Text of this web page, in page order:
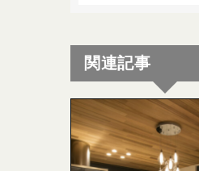
関連記事